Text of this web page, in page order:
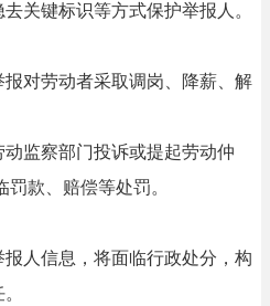
关键标识等方式保护举报人。
对劳动者采取调岗、降薪、解
监察部门投诉或提起劳动仲
款、赔偿等处罚。
人信息，将面临行政处分，构